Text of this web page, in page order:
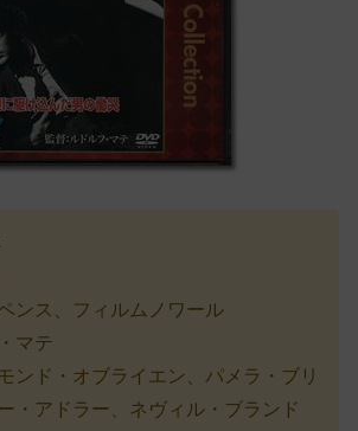
ンス、フィルムノワール
マテ
ンド・オブライエン、パメラ・ブリ
・アドラー、ネヴィル・ブランド